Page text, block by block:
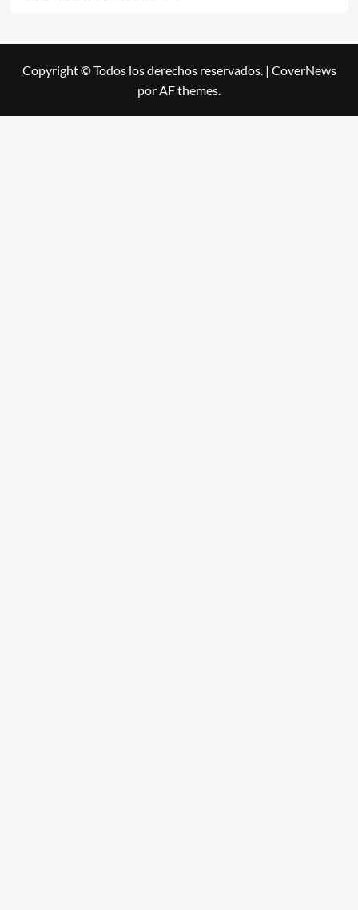
Copyright © Todos los derechos reservados. | CoverNews
por AF themes.